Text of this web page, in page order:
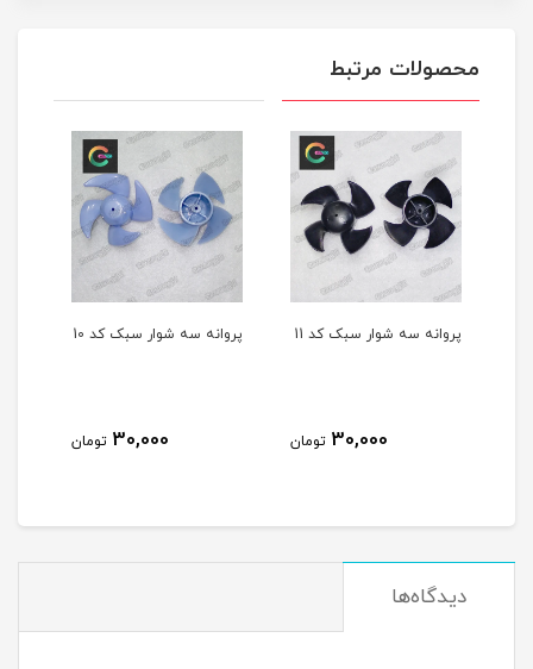
محصولات مرتبط
پروانه سه شوار سبک کد 10
30,000 تومان
کلید سه شوار مکس سر
100,000 تومان
دیدگاه‌ها